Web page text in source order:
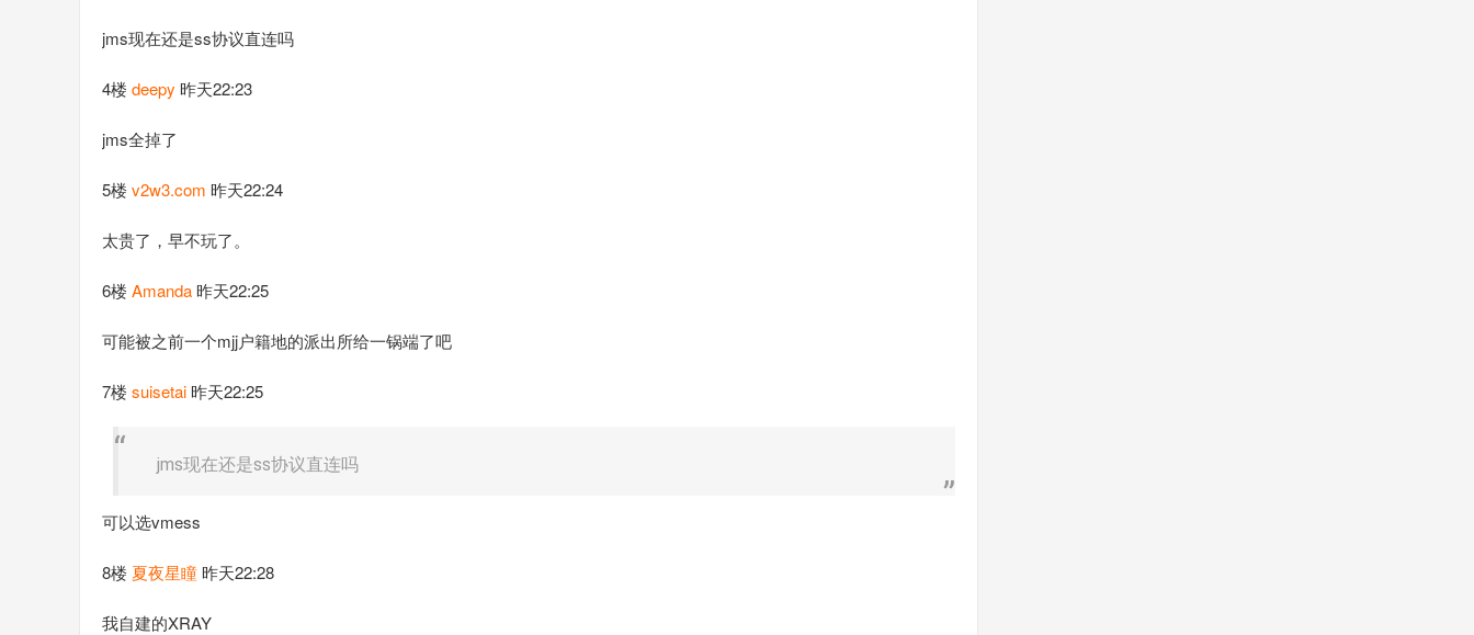
jms现在还是ss协议直连吗
4楼 deepy 昨天22:23
jms全掉了
5楼 v2w3.com 昨天22:24
太贵了，早不玩了。
6楼 Amanda 昨天22:25
可能被之前一个mjj户籍地的派出所给一锅端了吧
7楼 suisetai 昨天22:25
jms现在还是ss协议直连吗
可以选vmess
8楼 夏夜星瞳 昨天22:28
我自建的XRAY